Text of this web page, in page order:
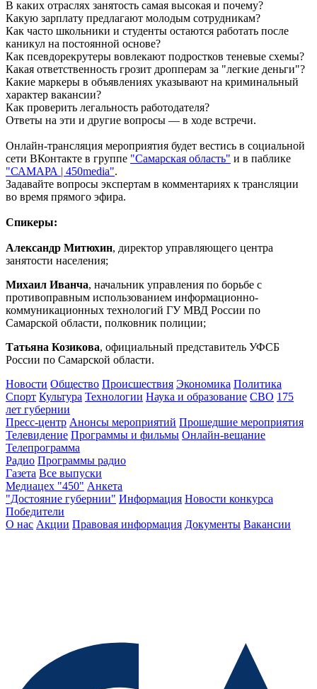
Реализация масштабных задач отрасли: Вячеслав Федорищев
вручил государственные и региональные награды в
преддверии Дня строителя
07.08.2026 | 17:04
Вместе на страже порядка: вклад добровольных народных
дружин в безопасность Самарской области
07.08.2026 | 17:02
7 августа Волга у берегов Самары прогрелась почти до 24 °C
07.08.2026 | 17:02
Народ, родившийся на Волге: о поволжских немцах
Самарского края
07.08.2026 | 16:58
Для зрителей от 5 до 150 лет: в Новокуйбышевске выпускают
спектакль по мотивам русской сказки
07.08.2026 | 16:50
65 школ Самары уже готовы к учебному году
07.08.2026 | 16:25
Россияне больше не готовы откладывать решение жилищного
вопроса: объем выдачи ипотеки вырос на 38 %
07.08.2026 | 16:13
Завершился первый Всероссийский турнир "Шахматы для
СВОих"
07.08.2026 | 16:12
Полный цикл восстановления жители Правобережья Волги
проходят в Сызранской больнице
07.08.2026 | 16:10
В новом статусе: что известно об и. о. ректора Самарского
государственного института культуры
07.08.2026 | 16:06
В каких отраслях занятость самая высокая и почему?
Какую зарплату предлагают молодым сотрудникам?
Как часто школьники и студенты остаются работать после
каникул на постоянной основе?
Как псевдорекрутеры вовлекают подростков теневые схемы?
Какая ответственность грозит дропперам за "легкие деньги"?
Какие маркеры в объявлениях указывают на криминальный
характер вакансии?
Как проверить легальность работодателя?
Ответы на эти и другие вопросы — в ходе встречи.
Онлайн-трансляция мероприятия будет вестись в социальной
сети ВКонтакте в группе "Самарская область" и в паблике
"САМАРА | 450media".
Задавайте вопросы экспертам в комментариях к трансляции
во время прямого эфира.
Спикеры:
Александр Митюхин, директор управляющего центра
занятости населения;
Михаил Иванча, начальник управления по борьбе с
противоправным использованием информационно-
коммуникационных технологий ГУ МВД России по
Самарской области, полковник полиции;
Татьяна Козикова, официальный представитель УФСБ
России по Самарской области.
Новости Общество Происшествия Экономика Политика
Спорт Культура Технологии Наука и образование СВО 175
лет губернии
Пресс-центр Анонсы мероприятий Прошедшие мероприятия
Телевидение Программы и фильмы Онлайн-вещание
Телепрограмма
Радио Программы радио
Газета Все выпуски
Медиацех "450" Анкета
"Достояние губернии" Информация Новости конкурса
Победители
О нас Акции Правовая информация Документы Вакансии